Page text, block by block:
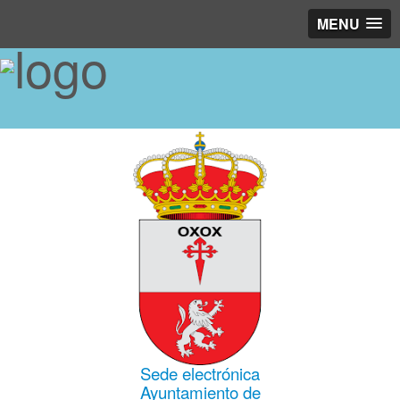
MENU
Sede electrónica
Ayuntamiento de